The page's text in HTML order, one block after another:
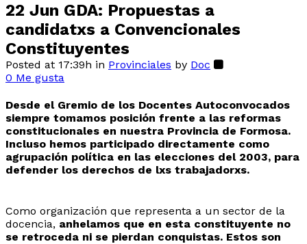
22 Jun GDA: Propuestas a
candidatxs a Convencionales
Constituyentes
Posted at 17:39h in Provinciales by Doc
0 Me gusta
Desde el Gremio de los Docentes Autoconvocados
siempre tomamos posición frente a las reformas
constitucionales en nuestra Provincia de Formosa.
Incluso hemos participado directamente como
agrupación política en las elecciones del 2003, para
defender los derechos de lxs trabajadorxs.
Como organización que representa a un sector de la
docencia, anhelamos que en esta constituyente no
se retroceda ni se pierdan conquistas. Estos son